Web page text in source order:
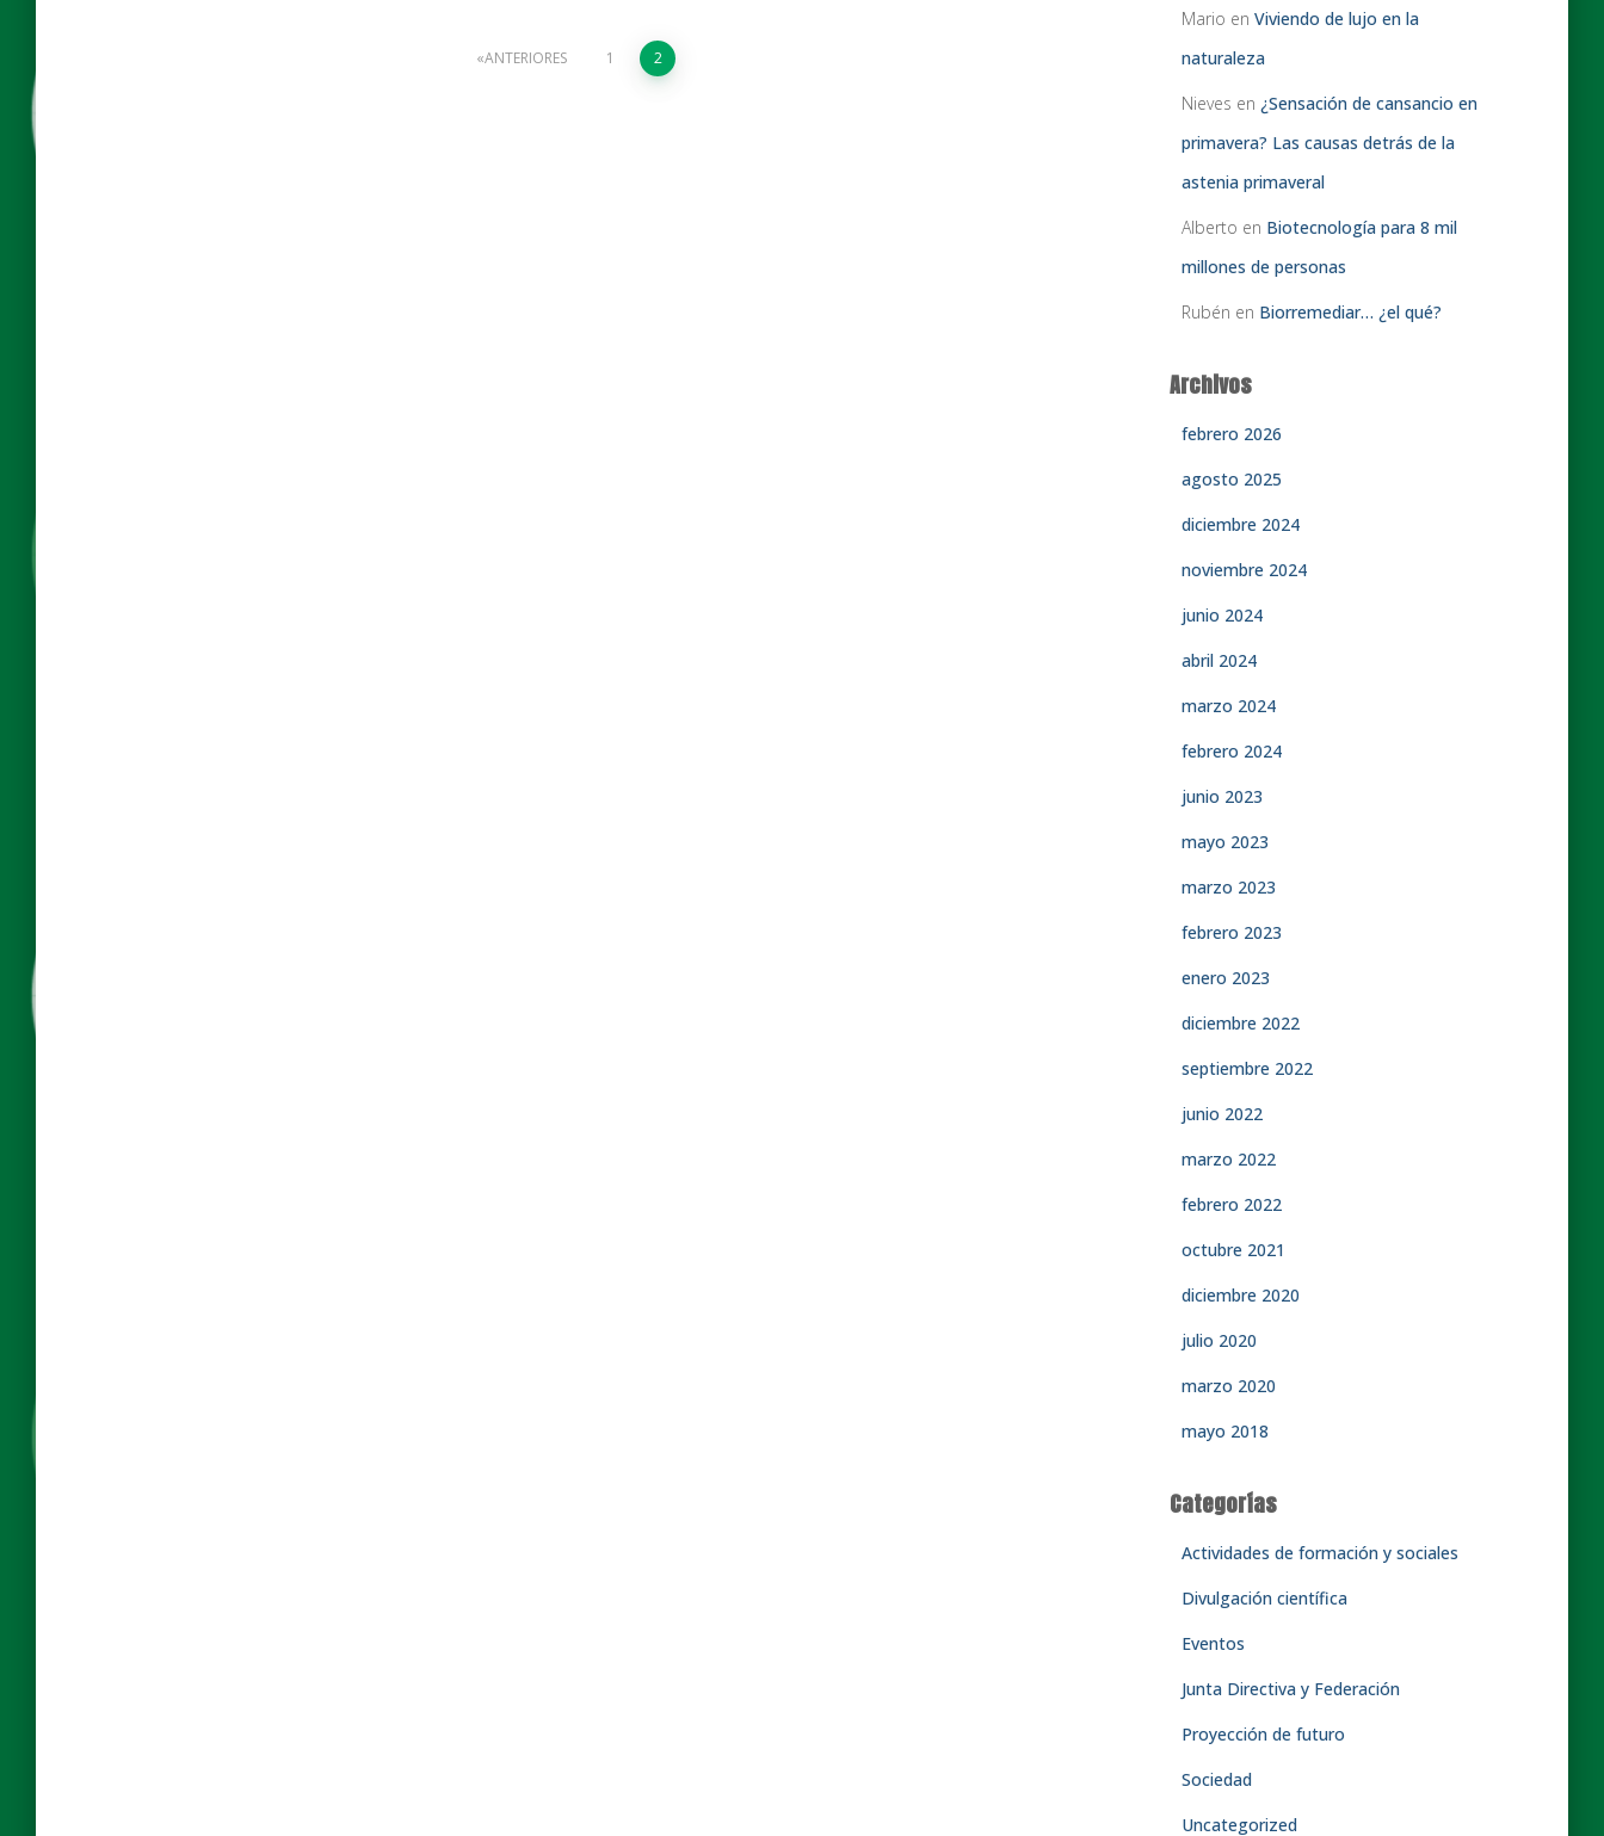
ANTERIORES 1 2
Mario en Viviendo de lujo en la
naturaleza
Nieves en ¿Sensación de cansancio en
primavera? Las causas detrás de la
astenia primaveral
Alberto en Biotecnología para 8 mil
millones de personas
Rubén en Biorremediar… ¿el qué?
Archivos
febrero 2026
agosto 2025
diciembre 2024
noviembre 2024
junio 2024
abril 2024
marzo 2024
febrero 2024
junio 2023
mayo 2023
marzo 2023
febrero 2023
enero 2023
diciembre 2022
septiembre 2022
junio 2022
marzo 2022
febrero 2022
octubre 2021
diciembre 2020
julio 2020
marzo 2020
mayo 2018
Categorías
Actividades de formación y sociales
Divulgación científica
Eventos
Junta Directiva y Federación
Proyección de futuro
Sociedad
Uncategorized